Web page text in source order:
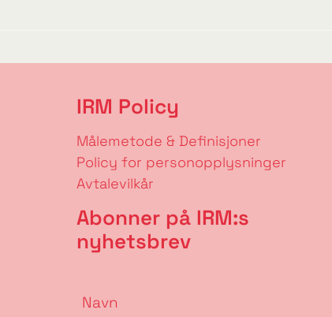
IRM Policy
Målemetode & Definisjoner
Policy for personopplysninger
Avtalevilkår
Abonner på IRM:s
nyhetsbrev